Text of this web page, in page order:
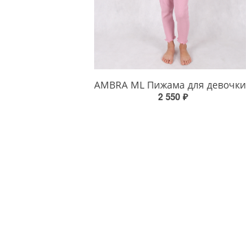
AMBRA МL Пижама для девочки
2 550 ₽